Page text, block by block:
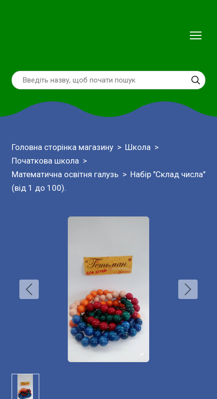
Головна сторінка магазину
Школа
Початкова школа
Математична освітня галузь
Набір "Склад числа"
(від 1 до 100).